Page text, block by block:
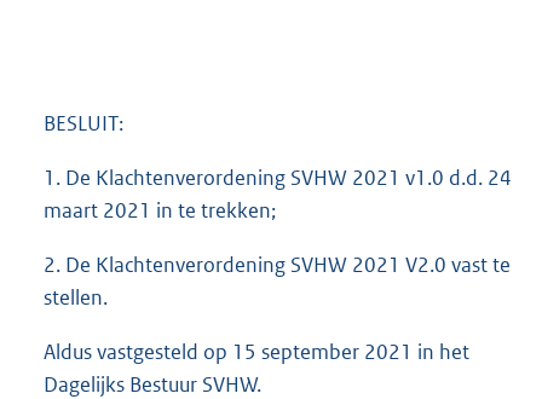
BESLUIT:
1. De Klachtenverordening SVHW 2021 v1.0 d.d. 24
maart 2021 in te trekken;
2. De Klachtenverordening SVHW 2021 V2.0 vast te
stellen.
Aldus vastgesteld op 15 september 2021 in het
Dagelijks Bestuur SVHW.